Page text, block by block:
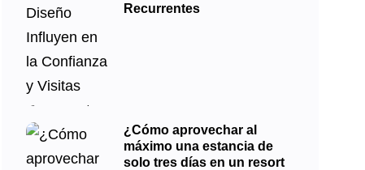
Recurrentes
¿Cómo aprovechar al
máximo una estancia de
solo tres días en un resort